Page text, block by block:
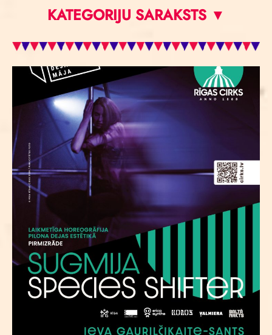
KATEGORIJU SARAKSTS ▼